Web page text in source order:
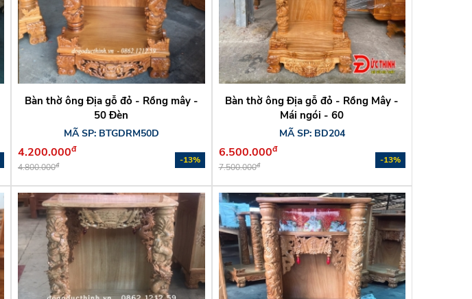
Bàn thờ ông Địa gỗ đỏ - Rồng mây -
50 Đèn
MÃ SP: BTGDRM50D
4.200.000đ
4.800.000đ -13%
Bàn thờ ông Địa gỗ đỏ - Rồng Mây -
Mái ngói - 60
MÃ SP: BD204
6.500.000đ
7.500.000đ -13%